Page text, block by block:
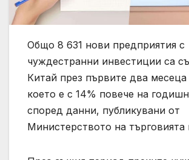
Общо 8 631 нови предприятия с
чуждестранни инвестиции са
Китай през първите два месеца
което е с 14% повече на
според данни, публикувани от
Министерството на търговията